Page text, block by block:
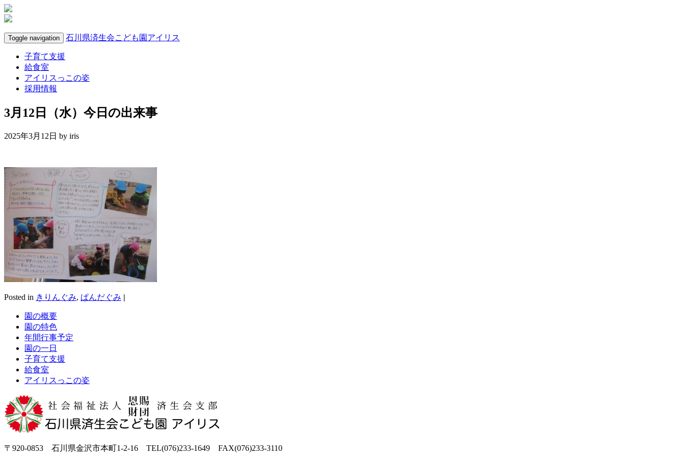
Toggle navigation 石川県済生会こども園アイリス
子育て支援
給食室
アイリスっこの姿
採用情報
3月12日（水）今日の出来事
2025年3月12日 by iris
Posted in きりんぐみ, ぱんだぐみ |
園の概要
園の特色
年間行事予定
園の一日
子育て支援
給食室
アイリスっこの姿
〒920-0853 石川県金沢市本町1-2-16 TEL(076)233-1649 FAX(076)233-3110